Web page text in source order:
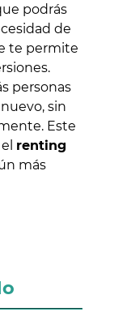
podrás
de
te permite
personas
sin
Este
renting
más